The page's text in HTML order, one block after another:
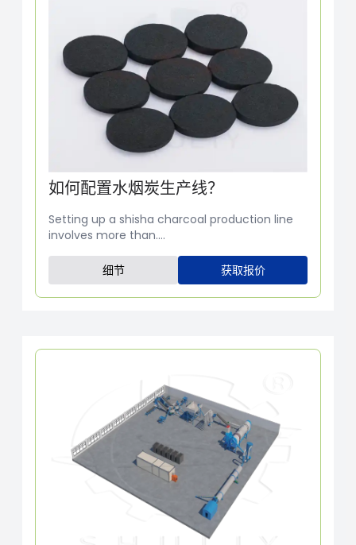
如何配置水烟炭生产线？
Setting up a shisha charcoal production line
involves more than....
细节 获取报价